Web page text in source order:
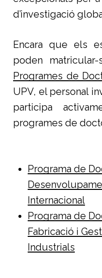
d’investigació
Encara que els
poden
Programes de
UPV, el personal
participa
programes de
Programa de
Internacional
Programa de
Fabricació i
Industrials